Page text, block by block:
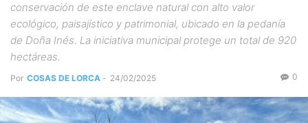
conservación de este enclave natural con alto valor
ecológico, paisajístico y patrimonial, ubicado en la pedanía
de Doña Inés. La iniciativa municipal protege un total de 920
hectáreas.
Por COSAS DE LORCA - 24/02/2025 0